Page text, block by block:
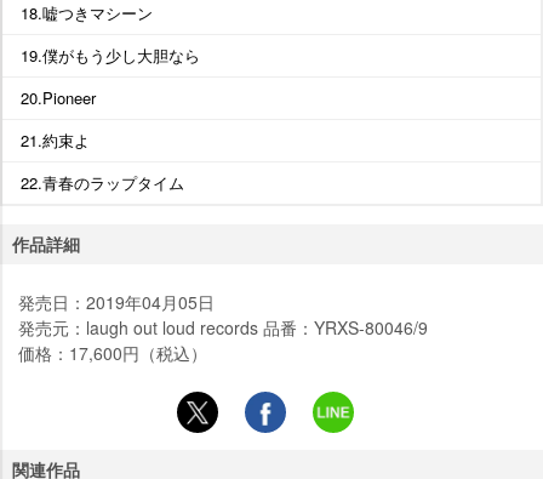
18.嘘つきマシーン
19.僕がもう少し大胆なら
20.Pioneer
21.約束よ
22.青春のラップタイム
作品詳細
発売日：2019年04月05日
発売元：laugh out loud records 品番：YRXS-80046/9
価格：17,600円（税込）
関連作品